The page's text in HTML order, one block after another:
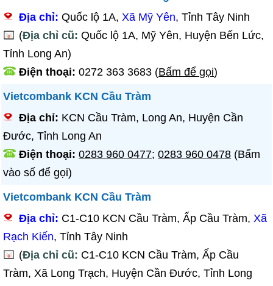
Địa chỉ:Quốc lộ 1A,Xã Mỹ Yên, Tỉnh Tây Ninh
(Địa chỉ cũ:Quốc lộ 1A, Mỹ Yên, Huyện Bến Lức,
Tỉnh Long An)
Điện thoại:0272 363 3683 (Bấm để gọi)
Vietcombank KCN Cầu Tràm
Địa chỉ: KCN Cầu Tràm, Long An, Huyện Cần
Đước, Tỉnh Long An
Điện thoại:0283 960 0477;0283 960 0478 (Bấm
vào số để gọi)
Vietcombank KCN Cầu Tràm
Địa chỉ: C1-C10 KCN Cầu Tràm, Ấp Cầu Tràm,Xã
Rạch Kiến, Tỉnh Tây Ninh
(Địa chỉ cũ: C1-C10 KCN Cầu Tràm, Ấp Cầu
Tràm, Xã Long Trạch, Huyện Cần Đước, Tỉnh Long